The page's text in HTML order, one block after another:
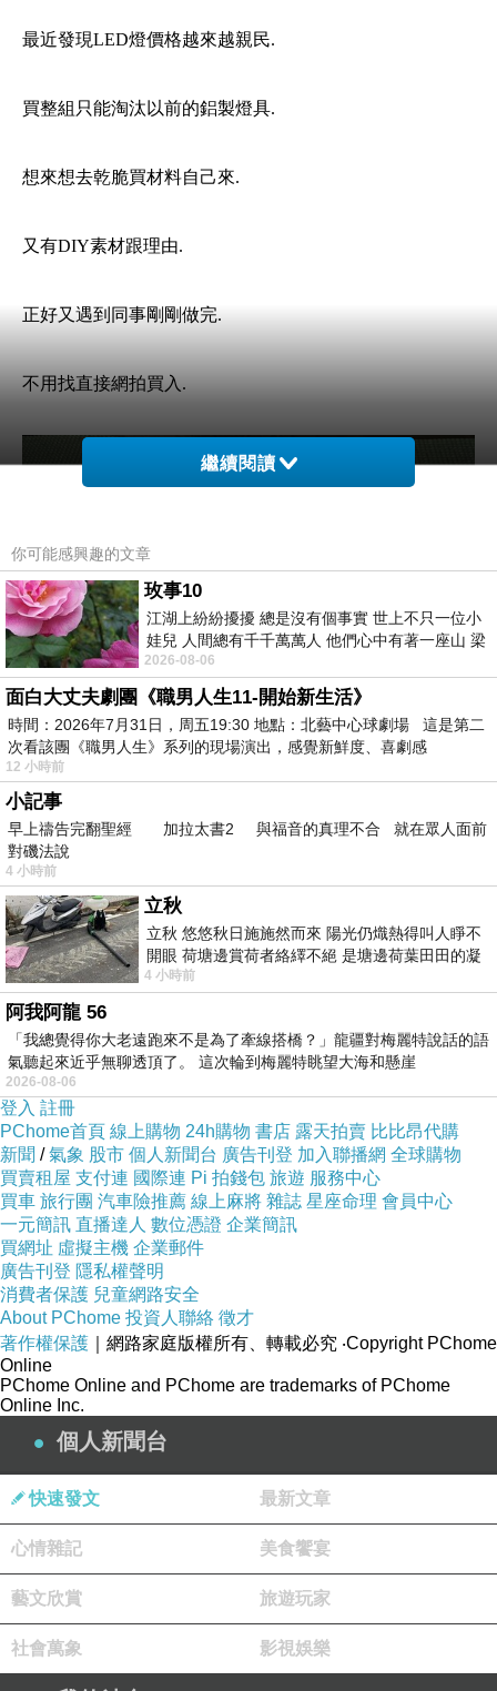
最近發現LED燈價格越來越親民.
買整組只能淘汰以前的鋁製燈具.
想來想去乾脆買材料自己來.
又有DIY素材跟理由.
正好又遇到同事剛剛做完.
不用找直接網拍買入.
學生時代烙鐵焊錫很平常.
老花時代要有放大鏡輔助.
繼續閱讀
你可能感興趣的文章
玫事10
江湖上紛紛擾擾 總是沒有個事實 世上不只一位小
娃兒 人間總有千千萬萬人 他們心中有著一座山 梁
山佛山泰華衡恆嵩 一山之高
2026-08-06
面白大丈夫劇團《職男人生11-開始新生活》
時間：2026年7月31日，周五19:30 地點：北藝中心球劇場 這是第二
次看該團《職男人生》系列的現場演出，感覺新鮮度、喜劇感
12 小時前
小記事
早上禱告完翻聖經 加拉太書2 與福音的真理不合 就在眾人面前
對磯法說
4 小時前
立秋
立秋 悠悠秋日施施然而來 陽光仍熾熱得叫人睜不
開眼 荷塘邊賞荷者絡繹不絕 是塘邊荷葉田田的凝
望 風中飄逸的是映日荷花別樣紅
4 小時前
阿我阿龍 56
「我總覺得你大老遠跑來不是為了牽線搭橋？」龍疆對梅麗特說話的語
氣聽起來近乎無聊透頂了。 這次輪到梅麗特眺望大海和懸崖
2026-08-06
登入 註冊
PChome首頁 線上購物 24h購物 書店 露天拍賣 比比昂代購
新聞 /氣象 股市 個人新聞台 廣告刊登 加入聯播網 全球購物
買賣租屋 支付連 國際連 Pi 拍錢包 旅遊 服務中心
買車 旅行團 汽車險推薦 線上麻將 雜誌 星座命理 會員中心
一元簡訊 直播達人 數位憑證 企業簡訊
買網址 虛擬主機 企業郵件
廣告刊登 隱私權聲明
消費者保護 兒童網路安全
About PChome 投資人聯絡 徵才
著作權保護 ｜網路家庭版權所有、轉載必究 ‧Copyright PChome
Online
PChome Online and PChome are trademarks of PChome
Online Inc.
個人新聞台
快速發文 最新文章
心情雜記 美食饗宴
藝文欣賞 旅遊玩家
社會萬象 影視娛樂